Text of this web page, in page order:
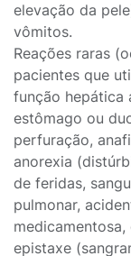
elevação da
vômitos.
Reações raras
pacientes que
função hepática
estômago ou
perfuração,
anorexia
de feridas,
pulmonar,
epistaxe